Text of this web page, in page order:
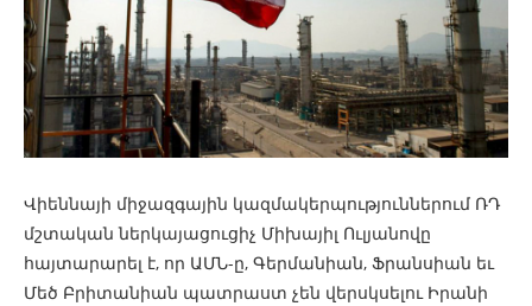
Վիեննայի միջազգային կազմակերպություններում ՌԴ
մշտական ներկայացուցիչ Միխայիլ Ուլյանովը
հայտարարել է, որ ԱՄՆ-ը, Գերմանիան, Ֆրանսիան եւ
Մեծ Բրիտանիան պատրաստ չեն վերսկսելու Իրանի